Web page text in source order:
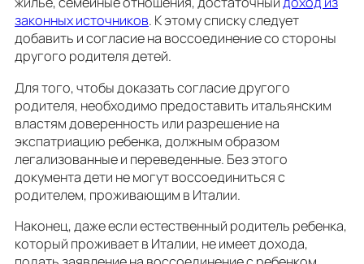
законных источников. К этому списку следует
добавить и согласие на воссоединение со стороны
другого родителя детей.
Для того, чтобы доказать согласие другого
родителя, необходимо предоставить итальянским
властям доверенность или разрешение на
экспатриацию ребенка, должным образом
легализованные и переведенные. Без этого
документа дети не могут воссоединиться с
родителем, проживающим в Италии.
Наконец, даже если естественный родитель ребенка,
который проживает в Италии, не имеет дохода,